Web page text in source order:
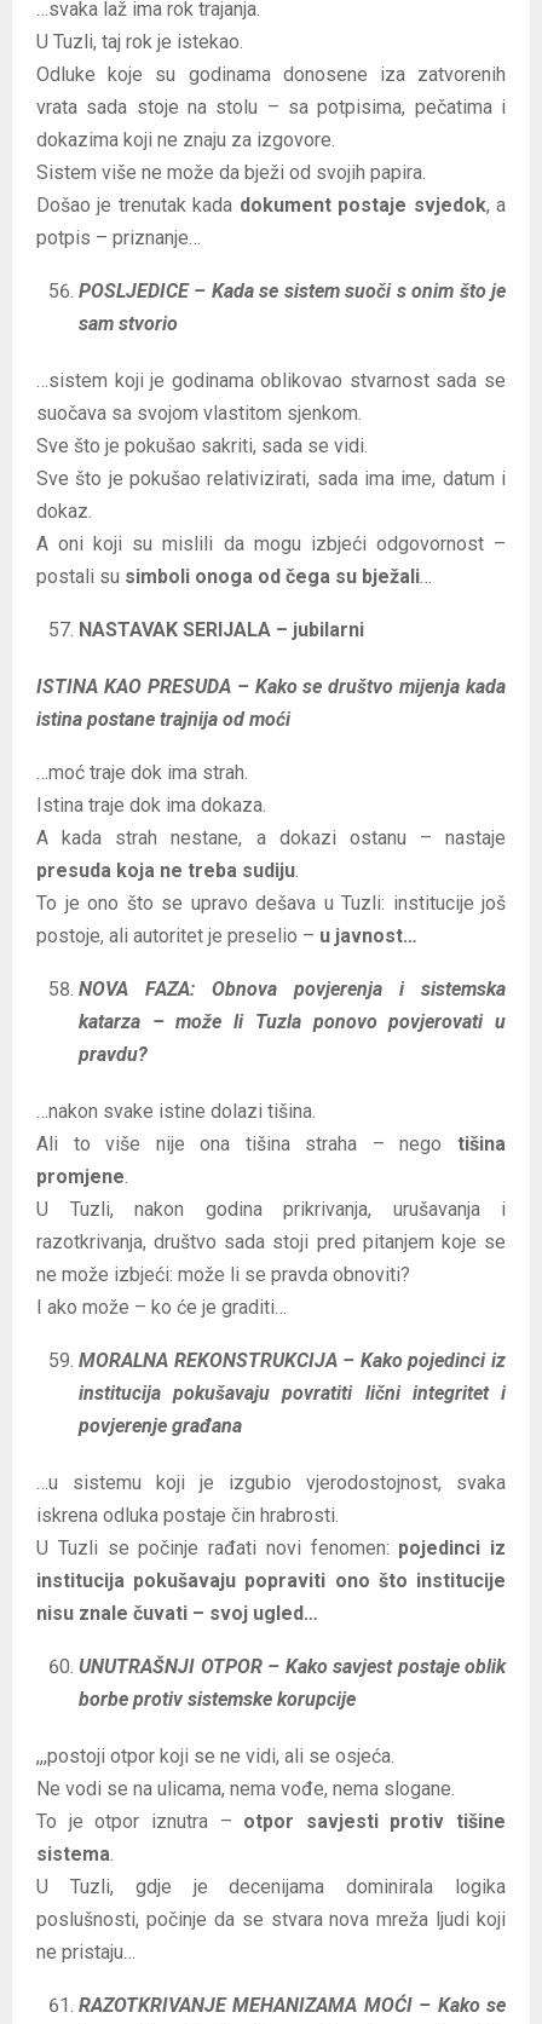
…svaka laž ima rok trajanja.
U Tuzli, taj rok je istekao.
Odluke koje su godinama donosene iza zatvorenih
vrata sada stoje na stolu – sa potpisima, pečatima i
dokazima koji ne znaju za izgovore.
Sistem više ne može da bježi od svojih papira.
Došao je trenutak kada dokument postaje svjedok, a
potpis – priznanje…
POSLJEDICE – Kada se sistem suoči s onim što je
sam stvorio
…sistem koji je godinama oblikovao stvarnost sada se
suočava sa svojom vlastitom sjenkom.
Sve što je pokušao sakriti, sada se vidi.
Sve što je pokušao relativizirati, sada ima ime, datum i
dokaz.
A oni koji su mislili da mogu izbjeći odgovornost –
postali su simboli onoga od čega su bježali
NASTAVAK SERIJALA – jubilarni
ISTINA KAO PRESUDA – Kako se društvo mijenja kada
istina postane trajnija od moći
…moć traje dok ima strah.
Istina traje dok ima dokaza.
A kada strah nestane, a dokazi ostanu – nastaje
presuda koja ne treba sudiju
To je ono što se upravo dešava u Tuzli: institucije još
postoje, ali autoritet je preselio – u javnost…
NOVA FAZA: Obnova povjerenja i sistemska
katarza – može li Tuzla ponovo povjerovati u
pravdu?
…nakon svake istine dolazi tišina.
Ali to više nije ona tišina straha – nego tišina
promjene
U Tuzli, nakon godina prikrivanja, urušavanja i
razotkrivanja, društvo sada stoji pred pitanjem koje se
ne može izbjeći: može li se pravda obnoviti?
I ako može – ko će je graditi…
MORALNA REKONSTRUKCIJA – Kako pojedinci iz
institucija pokušavaju povratiti lični integritet i
povjerenje građana
…u sistemu koji je izgubio vjerodostojnost, svaka
iskrena odluka postaje čin hrabrosti.
U Tuzli se počinje rađati novi fenomen: pojedinci iz
institucija pokušavaju popraviti ono što institucije
nisu znale čuvati – svoj ugled…
UNUTRAŠNJI OTPOR – Kako savjest postaje oblik
borbe protiv sistemske korupcije
,,,postoji otpor koji se ne vidi, ali se osjeća.
Ne vodi se na ulicama, nema vođe, nema slogane.
To je otpor iznutra – otpor savjesti protiv tišine
sistema
U Tuzli, gdje je decenijama dominirala logika
poslušnosti, počinje da se stvara nova mreža ljudi koji
ne pristaju…
RAZOTKRIVANJE MEHANIZAMA MOĆI – Kako se